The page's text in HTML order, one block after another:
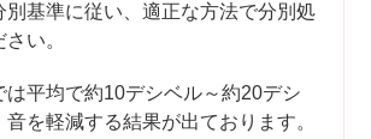
別基準に従い、適正な方法で分別処
い。
は平均で約10デシベル～約20デシ
を軽減する結果が出ております。